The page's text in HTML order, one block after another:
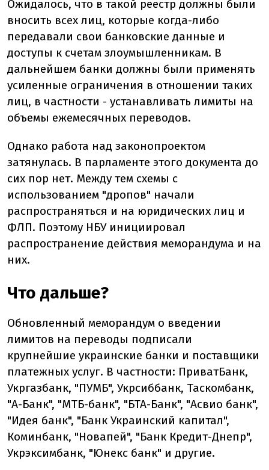
Ожидалось, что в такой реестр должны были
вносить всех лиц, которые когда-либо
передавали свои банковские данные и
доступы к счетам злоумышленникам. В
дальнейшем банки должны были применять
усиленные ограничения в отношении таких
лиц, в частности - устанавливать лимиты на
объемы ежемесячных переводов.
Однако работа над законопроектом
затянулась. В парламенте этого документа до
сих пор нет. Между тем схемы с
использованием "дропов" начали
распространяться и на юридических лиц и
ФЛП. Поэтому НБУ инициировал
распространение действия меморандума и на
них.
Что дальше?
Обновленный меморандум о введении
лимитов на переводы подписали
крупнейшие украинские банки и поставщики
платежных услуг. В частности: ПриватБанк,
Укргазбанк, "ПУМБ", Укрсиббанк, Таскомбанк,
"А-Банк", "МТБ-банк", "БТА-Банк", "Асвио банк",
"Идея банк", "Банк Украинский капитал",
Коминбанк, "Новапей", "Банк Кредит-Днепр",
Укрэксимбанк, "Юнекс банк" и другие.